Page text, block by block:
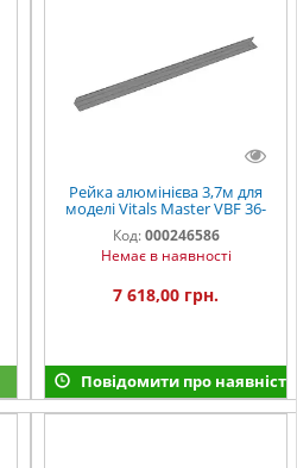
Рейка алюмінієва 3,7м для
моделі Vitals Master VBF 36-
4so
Код: 000246586
Немає в наявності
7 618,00 грн.
Повідомити про наявність